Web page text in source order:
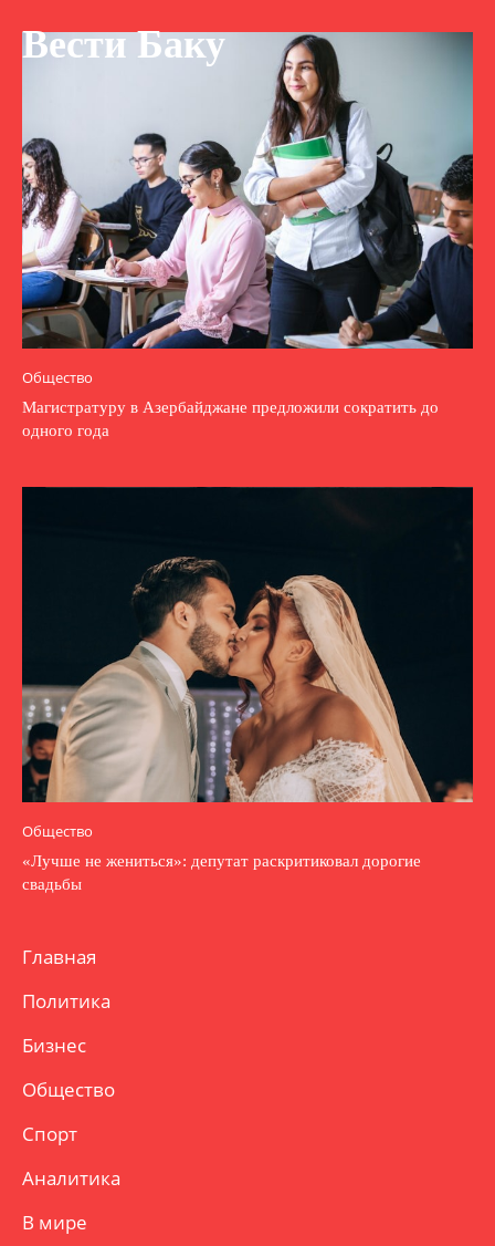
Вести Баку
Общество
Магистратуру в Азербайджане предложили сократить до
одного года
Общество
«Лучше не жениться»: депутат раскритиковал дорогие
свадьбы
Главная
Политика
Бизнес
Общество
Спорт
Аналитика
В мире